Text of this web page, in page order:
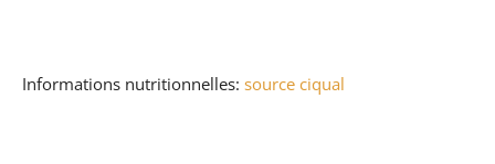
Informations nutritionnelles: source ciqual